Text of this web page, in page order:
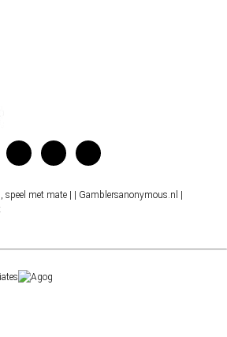
speel met mate | | Gamblersanonymous.nl